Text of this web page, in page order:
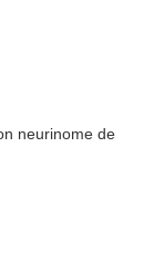
neurinome de